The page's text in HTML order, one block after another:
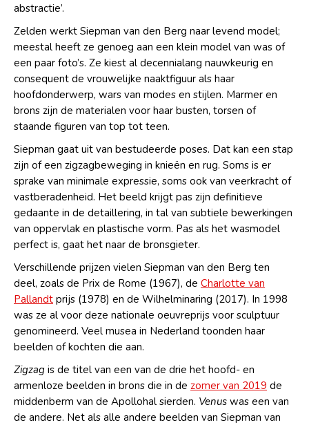
abstractie’.
Zelden werkt Siepman van den Berg naar levend model;
meestal heeft ze genoeg aan een klein model van was of
een paar foto’s. Ze kiest al decennialang nauwkeurig en
consequent de vrouwelijke naaktfiguur als haar
hoofdonderwerp, wars van modes en stijlen. Marmer en
brons zijn de materialen voor haar busten, torsen of
staande figuren van top tot teen.
Siepman gaat uit van bestudeerde poses. Dat kan een stap
zijn of een zigzagbeweging in knieën en rug. Soms is er
sprake van minimale expressie, soms ook van veerkracht of
vastberadenheid. Het beeld krijgt pas zijn definitieve
gedaante in de detaillering, in tal van subtiele bewerkingen
van oppervlak en plastische vorm. Pas als het wasmodel
perfect is, gaat het naar de bronsgieter.
Verschillende prijzen vielen Siepman van den Berg ten
deel, zoals de Prix de Rome (1967), de Charlotte van
Pallandt prijs (1978) en de Wilhelminaring (2017). In 1998
was ze al voor deze nationale oeuvreprijs voor sculptuur
genomineerd. Veel musea in Nederland toonden haar
beelden of kochten die aan.
Zigzag is de titel van een van de drie het hoofd- en
armenloze beelden in brons die in de zomer van 2019 de
middenberm van de Apollohal sierden. Venus was een van
de andere. Net als alle andere beelden van Siepman van